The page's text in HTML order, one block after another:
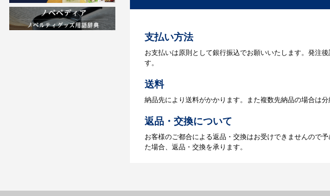
お見積書を元に、製作が決定しましたら、ご注文書をお送
4.納品
【名入れをする場合】データのご入稿後３週間程度で納品
【名入れなしの場合】在庫がある場合、3～5営業日程度で納
支払い方法
お支払いは原則として銀行振込でお願いいたします。発注
す。
送料
納品先により送料がかかります。また複数先納品の場合は
返品・交換について
お客様のご都合による返品・交換はお受けできませんので
た場合、返品・交換を承ります。